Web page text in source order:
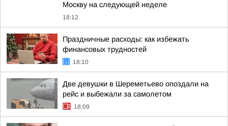
Москву на следующей неделе
18:12
Праздничные расходы: как избежать
финансовых трудностей
18:10
Две девушки в Шереметьево опоздали на
рейс и выбежали за самолетом
18:09